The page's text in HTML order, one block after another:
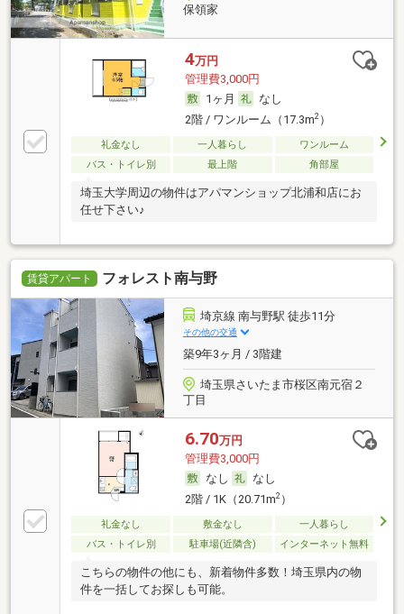
保領家
4万円
管理費3,000円
1ヶ月
なし
2階 / ワンルーム（17.3m2）
礼金なし 一人暮らし
ワンルーム
バス・トイレ別
最上階 角部屋
埼玉大学周辺の物件はアパマンショップ北浦和店にお
任せ下さい♪
賃貸アパート フォレスト南与野
埼京線 南与野駅 徒歩11分
その他の交通
築9年3ヶ月 / 3階建
埼玉県さいたま市桜区南元宿２
丁目
6.70万円
管理費3,000円
なし
なし
2階 / 1K（20.71m2）
礼金なし 敷金なし
一人暮らし
バス・トイレ別
駐車場(近隣含) インターネット無料
こちらの物件の他にも、新着物件多数！埼玉県内の物
件を一括してお探しも可能。